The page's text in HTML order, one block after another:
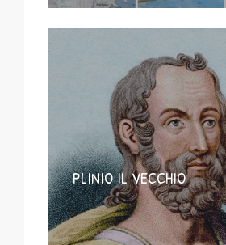
PLINIO IL VECCHIO